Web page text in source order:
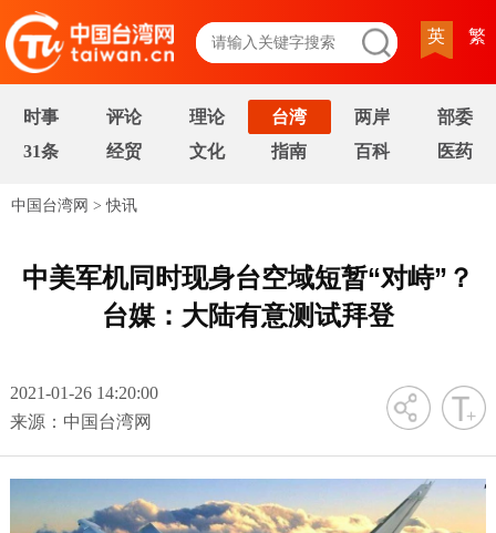
英 繁
时事 评论 理论 台湾 两岸
部委
31条
经贸 文化 指南 百科 医药
中国台湾网 >快讯
中美军机同时现身台空域短暂“对峙”？
台媒：大陆有意测试拜登
2021-01-26 14:20:00
来源：中国台湾网
字号